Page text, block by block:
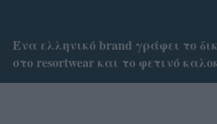
Ένα ελληνικό brand γράφει το
στο resortwear και το φετινό